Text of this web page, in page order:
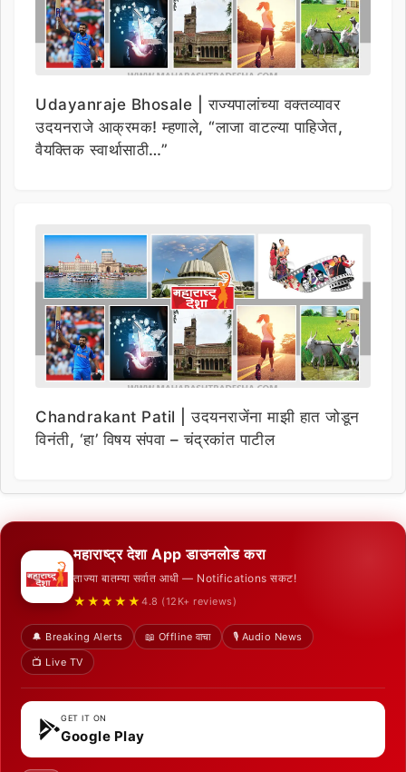
Udayanraje Bhosale | राज्यपालांच्या वक्तव्यावर
उदयनराजे आक्रमक! म्हणाले, “लाजा वाटल्या पाहिजेत,
वैयक्तिक स्वार्थासाठी…”
Chandrakant Patil | उदयनराजेंना माझी हात जोडून
विनंती, ‘हा’ विषय संपवा – चंद्रकांत पाटील
महाराष्ट्र देशा App डाउनलोड करा
ताज्या बातम्या सर्वात आधी — Notifications सकट!
★★★★★ 4.8 (12K+ reviews)
🔔 Breaking Alerts 📖 Offline वाचा
🎙️ Audio News
📺 Live TV
GET IT ON
Google Play